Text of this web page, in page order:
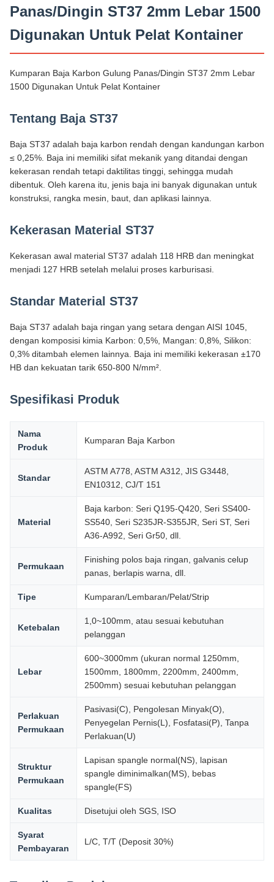
Panas/Dingin ST37 2mm Lebar 1500
Digunakan Untuk Pelat Kontainer
Kumparan Baja Karbon Gulung Panas/Dingin ST37 2mm Lebar
1500 Digunakan Untuk Pelat Kontainer
Tentang Baja ST37
Baja ST37 adalah baja karbon rendah dengan kandungan karbon
≤ 0,25%. Baja ini memiliki sifat mekanik yang ditandai dengan
kekerasan rendah tetapi daktilitas tinggi, sehingga mudah
dibentuk. Oleh karena itu, jenis baja ini banyak digunakan untuk
konstruksi, rangka mesin, baut, dan aplikasi lainnya.
Kekerasan Material ST37
Kekerasan awal material ST37 adalah 118 HRB dan meningkat
menjadi 127 HRB setelah melalui proses karburisasi.
Standar Material ST37
Baja ST37 adalah baja ringan yang setara dengan AISI 1045,
dengan komposisi kimia Karbon: 0,5%, Mangan: 0,8%, Silikon:
0,3% ditambah elemen lainnya. Baja ini memiliki kekerasan ±170
HB dan kekuatan tarik 650-800 N/mm².
Spesifikasi Produk
Nama
Produk
Kumparan Baja Karbon
Standar
ASTM A778, ASTM A312, JIS G3448,
EN10312, CJ/T 151
Material
Baja karbon: Seri Q195-Q420, Seri SS400-
SS540, Seri S235JR-S355JR, Seri ST, Seri
A36-A992, Seri Gr50, dll.
Permukaan
Finishing polos baja ringan, galvanis celup
panas, berlapis warna, dll.
Tipe Kumparan/Lembaran/Pelat/Strip
Ketebalan
1,0~100mm, atau sesuai kebutuhan
pelanggan
Lebar
600~3000mm (ukuran normal 1250mm,
1500mm, 1800mm, 2200mm, 2400mm,
2500mm) sesuai kebutuhan pelanggan
Perlakuan
Permukaan
Pasivasi(C), Pengolesan Minyak(O),
Penyegelan Pernis(L), Fosfatasi(P), Tanpa
Perlakuan(U)
Struktur
Permukaan
Lapisan spangle normal(NS), lapisan
spangle diminimalkan(MS), bebas
spangle(FS)
Kualitas Disetujui oleh SGS, ISO
Syarat
Pembayaran
L/C, T/T (Deposit 30%)